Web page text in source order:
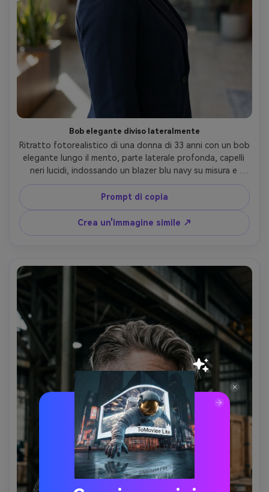
Bob elegante diviso lateralmente
Ritratto fotorealistico di una donna di 33 anni con un bob
elegante lungo il mento, parte laterale profonda, capelli
neri lucidi, indossando un blazer blu navy su misura e
borchie di perle, moderno sfondo della lobby dell'ufficio
dolcemente sfocato, luce diurna morbida direzionale più
calciatore sottile, Canon EOS R3, 70mm f/2, medio primo
piano, umore professionale sicuro, lucentezza realistica
dei capelli senza aspetto plastico, texture dettagliata
Prompt di copia
Crea un'immagine simile ↗